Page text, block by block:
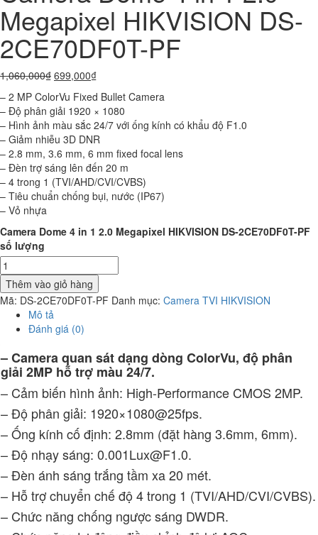
Megapixel HIKVISION DS-
2CE70DF0T-PF
1,060,000₫ 699,000₫
– 2 MP ColorVu Fixed Bullet Camera
– Độ phân giải 1920 × 1080
– Hình ảnh màu sắc 24/7 với ống kính có khẩu độ F1.0
– Giảm nhiễu 3D DNR
– 2.8 mm, 3.6 mm, 6 mm fixed focal lens
– Đèn trợ sáng lên đến 20 m
– 4 trong 1 (TVI/AHD/CVI/CVBS)
– Tiêu chuẩn chống bụi, nước (IP67)
– Vỏ nhựa
Camera Dome 4 in 1 2.0 Megapixel HIKVISION DS-2CE70DF0T-PF
số lượng
Thêm vào giỏ hàng
Mã: DS-2CE70DF0T-PF Danh mục: Camera TVI HIKVISION
Mô tả
Đánh giá (0)
– Camera quan sát dạng dòng ColorVu, độ phân
giải 2MP hỗ trợ màu 24/7.
– Cảm biến hình ảnh: High-Performance CMOS 2MP.
– Độ phân giải: 1920×1080@25fps.
– Ống kính cố định: 2.8mm (đặt hàng 3.6mm, 6mm).
– Độ nhạy sáng: 0.001Lux@F1.0.
– Đèn ánh sáng trắng tầm xa 20 mét.
– Hỗ trợ chuyển chế độ 4 trong 1 (TVI/AHD/CVI/CVBS).
– Chức năng chống ngược sáng DWDR.